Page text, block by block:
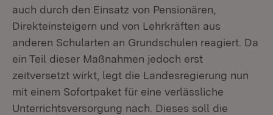
auch durch den Einsatz von Pensionären,
Direkteinsteigern und von Lehrkräften aus
anderen Schularten an Grundschulen reagiert. Da
ein Teil dieser Maßnahmen jedoch erst
zeitversetzt wirkt, legt die Landesregierung nun
mit einem Sofortpaket für eine verlässliche
Unterrichtsversorgung nach. Dieses soll die